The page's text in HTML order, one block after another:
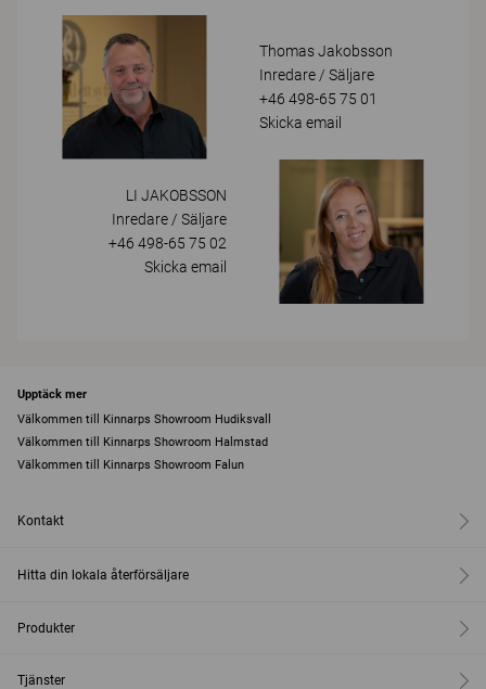
Thomas Jakobsson
Inredare / Säljare
+46 498-65 75 01
Skicka email
LI JAKOBSSON
Inredare / Säljare
+46 498-65 75 02
Skicka email
Upptäck mer
Välkommen till Kinnarps Showroom Hudiksvall
Välkommen till Kinnarps Showroom Halmstad
Välkommen till Kinnarps Showroom Falun
Kontakt
Hitta din lokala återförsäljare
Produkter
Tjänster